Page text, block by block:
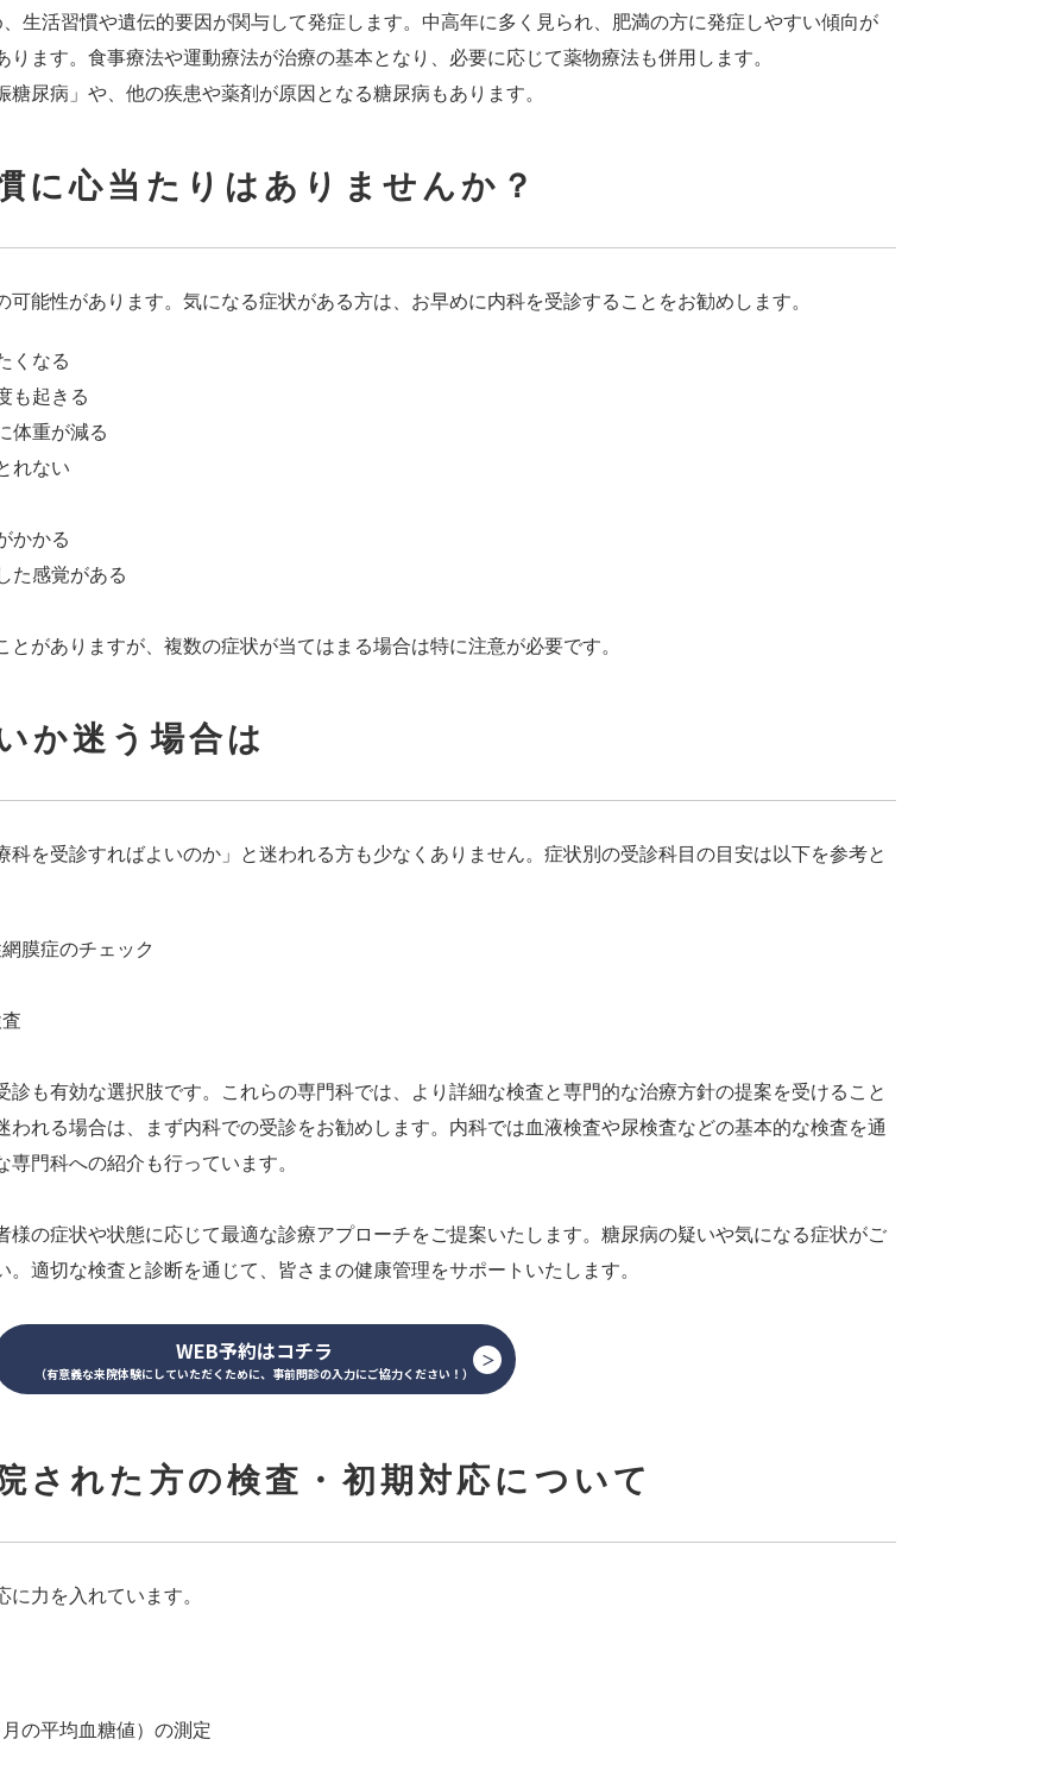
生活習慣や遺伝的要因が関与して発症します。中高年に多く見られ、肥満の方に発症しやすい傾向が
ます。食事療法や運動療法が治療の基本となり、必要に応じて薬物療法も併用します。
尿病」や、他の疾患や薬剤が原因となる糖尿病もあります。
に心当たりはありませんか？
能性があります。気になる症状がある方は、お早めに内科を受診することをお勧めします。
くなる
も起きる
体重が減る
れない
かかる
た感覚がある
がありますが、複数の症状が当てはまる場合は特に注意が必要です。
か迷う場合は
を受診すればよいのか」と迷われる方も少なくありません。症状別の受診科目の目安は以下を参考と
膜症のチェック
も有効な選択肢です。これらの専門科では、より詳細な検査と専門的な治療方針の提案を受けること
れる場合は、まず内科での受診をお勧めします。内科では血液検査や尿検査などの基本的な検査を通
門科への紹介も行っています。
の症状や状態に応じて最適な診療アプローチをご提案いたします。糖尿病の疑いや気になる症状がご
適切な検査と診断を通じて、皆さまの健康管理をサポートいたします。
WEB予約はコチラ
（有意義な来院体験にしていただくために、事前問診の入力にご協力ください！）
された方の検査・初期対応について
力を入れています。
の平均血糖値）の測定